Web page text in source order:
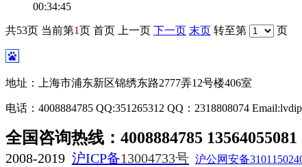
00:34:45
共53页 当前第1页 首页 上一页 下一页 末页 转至第 页
地址：上海市浦东新区锦绣东路2777弄12号楼406室
电话：4008884785 QQ:351265312 QQ：2318808074
全国咨询热线： 4008884785
2008-2019 沪ICP备13004733号 沪公网安备